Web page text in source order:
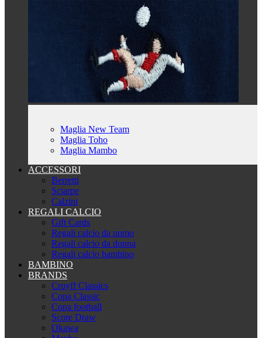
Maglia New Team
Maglia Toho
Maglia Mambo
ACCESSORI
Berretti
Sciarpe
Calzini
REGALI CALCIO
Gift Cards
Regali calcio da uomo
Regali calcio da donna
Regali calcio bambino
BAMBINO
BRANDS
Cruyff Classics
Copa Classic
Copa football
Score Draw
Okawa